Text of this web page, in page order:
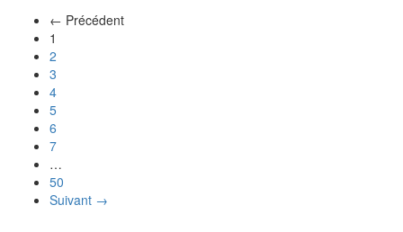
← Précédent
1
2
3
4
5
6
7
…
50
Suivant →